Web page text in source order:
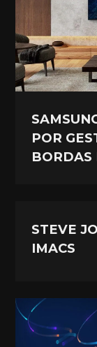
POR
BORDAS
STEVE
IMACS